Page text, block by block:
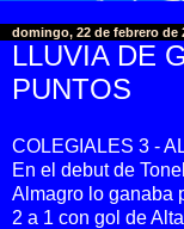
domingo, 22 de febrero de
LLUVIA DE
PUNTOS
COLEGIALES 3 -
En el debut de
Almagro lo ganaba
2 a 1 con gol de